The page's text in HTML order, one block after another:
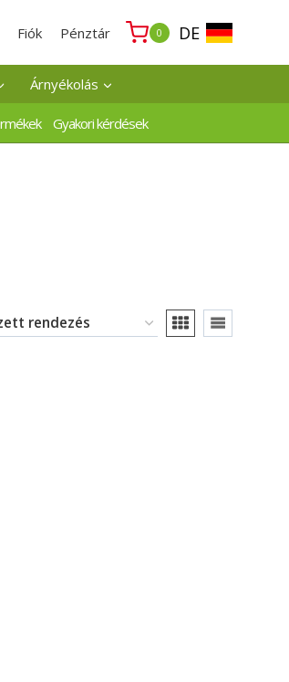
Fiók Pénztár 0 DE
Árnyékolás
Gyakori kérdések